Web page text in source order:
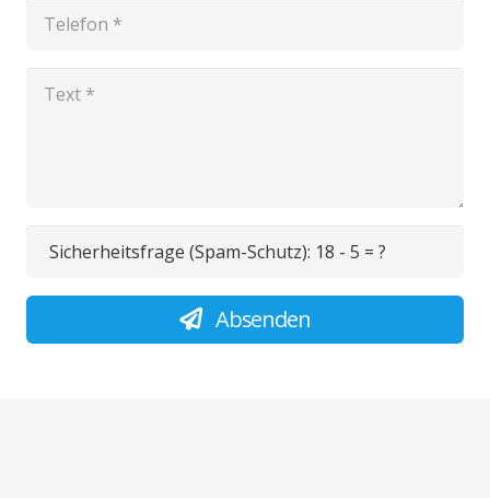
Sicherheitsfrage (Spam-Schutz): 18 - 5 = ?
Absenden